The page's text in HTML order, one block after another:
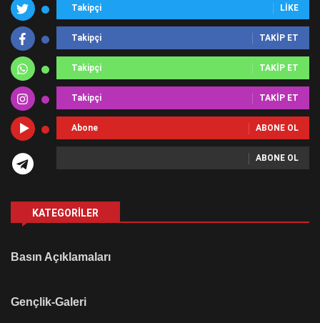
Takipçi LIKE
Takipçi TAKIP ET
Takipçi TAKIP ET
Takipçi TAKIP ET
Abone ABONE OL
ABONE OL
KATEGORILER
Basın Açıklamaları
Gençlik-Galeri